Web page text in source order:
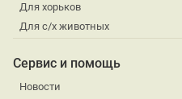
Для хорьков
Для с/х животных
Сервис и помощь
Новости